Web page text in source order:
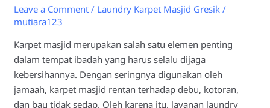
Leave a Comment / Laundry Karpet Masjid Gresik /
mutiara123
Karpet masjid merupakan salah satu elemen penting
dalam tempat ibadah yang harus selalu dijaga
kebersihannya. Dengan seringnya digunakan oleh
jamaah, karpet masjid rentan terhadap debu, kotoran,
dan bau tidak sedap. Oleh karena itu, layanan laundry